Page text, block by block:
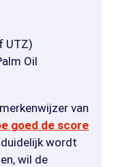
UTZ)
Oil
van
goed de score
wordt
wil de